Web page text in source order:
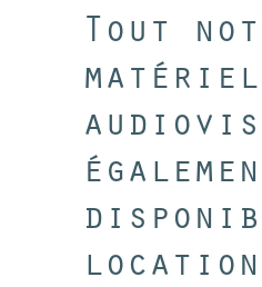
Tout
matériel
location